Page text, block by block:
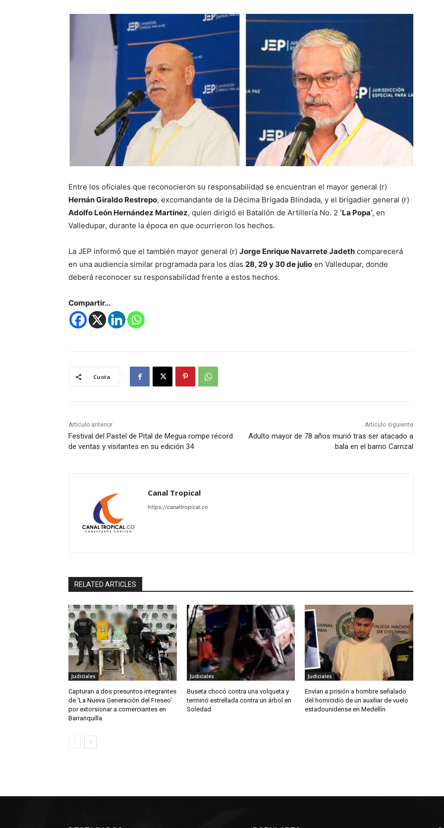
Entre los oficiales que reconocieron su responsabilidad se encuentran el mayor general (r)
Hernán Giraldo Restrepo, excomandante de la Décima Brigada Blindada, y el brigadier general (r)
Adolfo León Hernández Martínez, quien dirigió el Batallón de Artillería No. 2 ‘La Popa’, en
Valledupar, durante la época en que ocurrieron los hechos.
La JEP informó que el también mayor general (r) Jorge Enrique Navarrete Jadeth comparecerá
en una audiencia similar programada para los días 28, 29 y 30 de julio en Valledupar, donde
deberá reconocer su responsabilidad frente a estos hechos.
Compartir...
Cuota
Artículo anterior
Festival del Pastel de Pital de Megua rompe récord
de ventas y visitantes en su edición 34
Artículo siguiente
Adulto mayor de 78 años murió tras ser atacado a
bala en el barrio Carrizal
Canal Tropical
https://canaltropical.co
RELATED ARTICLES
Judiciales
Capturan a dos presuntos integrantes
de ‘La Nueva Generación del Freseo’
por extorsionar a comerciantes en
Barranquilla
Judiciales
Buseta chocó contra una volqueta y
terminó estrellada contra un árbol en
Soledad
Judiciales
Envían a prisión a hombre señalado
del homicidio de un auxiliar de vuelo
estadounidense en Medellín